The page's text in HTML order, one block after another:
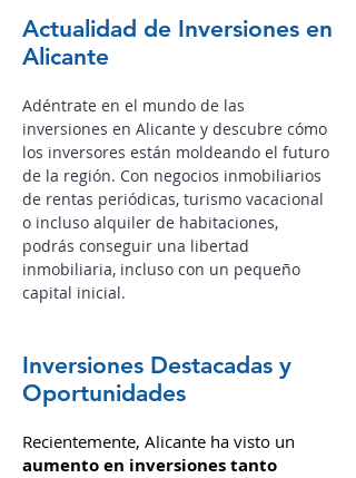
Actualidad de Inversiones en
Alicante
Adéntrate en el mundo de las
inversiones en Alicante y descubre cómo
los inversores están moldeando el futuro
de la región. Con negocios inmobiliarios
de rentas periódicas, turismo vacacional
o incluso alquiler de habitaciones,
podrás conseguir una libertad
inmobiliaria, incluso con un pequeño
capital inicial.
Inversiones Destacadas y
Oportunidades
Recientemente, Alicante ha visto un
aumento en inversiones tanto